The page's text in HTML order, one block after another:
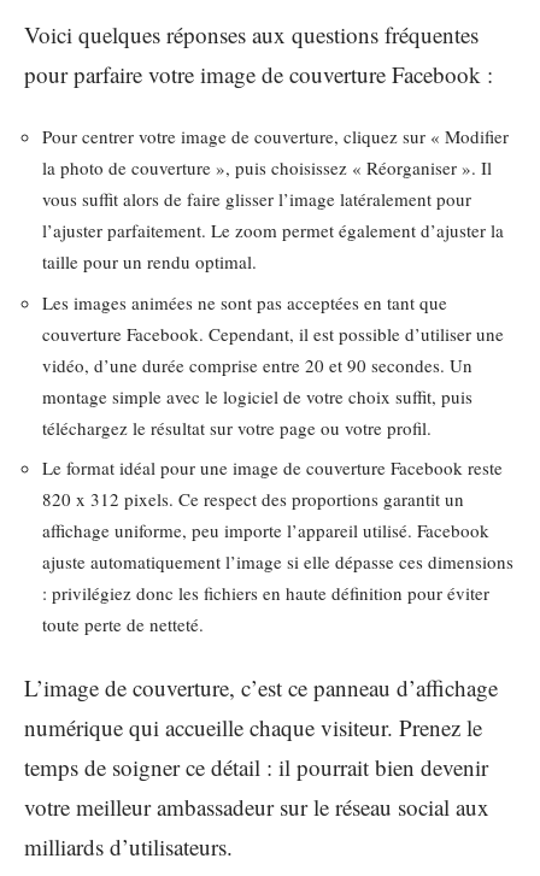
Voici quelques réponses aux questions fréquentes
pour parfaire votre image de couverture Facebook :
Pour centrer votre image de couverture, cliquez sur « Modifier
la photo de couverture », puis choisissez « Réorganiser ». Il
vous suffit alors de faire glisser l’image latéralement pour
l’ajuster parfaitement. Le zoom permet également d’ajuster la
taille pour un rendu optimal.
Les images animées ne sont pas acceptées en tant que
couverture Facebook. Cependant, il est possible d’utiliser une
vidéo, d’une durée comprise entre 20 et 90 secondes. Un
montage simple avec le logiciel de votre choix suffit, puis
téléchargez le résultat sur votre page ou votre profil.
Le format idéal pour une image de couverture Facebook reste
820 x 312 pixels. Ce respect des proportions garantit un
affichage uniforme, peu importe l’appareil utilisé. Facebook
ajuste automatiquement l’image si elle dépasse ces dimensions
: privilégiez donc les fichiers en haute définition pour éviter
toute perte de netteté.
L’image de couverture, c’est ce panneau d’affichage
numérique qui accueille chaque visiteur. Prenez le
temps de soigner ce détail : il pourrait bien devenir
votre meilleur ambassadeur sur le réseau social aux
milliards d’utilisateurs.